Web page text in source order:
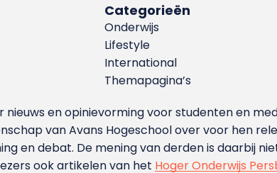
Categorieën
Onderwijs
Lifestyle
International
Themapagina’s
en opinievorming voor studenten en
van Avans Hogeschool over voor hen
en debat. De mening van derden is daarbij
ook artikelen van het Hoger Onderwijs